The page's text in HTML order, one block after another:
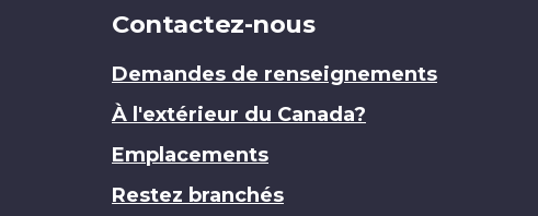
Contactez-nous
Demandes de renseignements
À l'extérieur du Canada?
Emplacements
Restez branchés